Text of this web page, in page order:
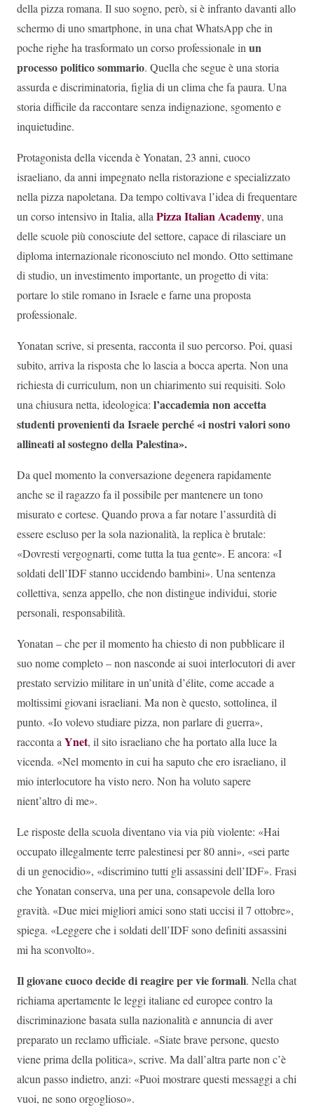
della pizza romana. Il suo sogno, però, si è infranto davanti allo
schermo di uno smartphone, in una chat WhatsApp che in
poche righe ha trasformato un corso professionale inun
processo politico sommario. Quella che segue è una storia
assurda e discriminatoria, figlia di un clima che fa paura. Una
storia difficile da raccontare senza indignazione, sgomento e
inquietudine.
Protagonista della vicenda è Yonatan, 23 anni, cuoco
israeliano, da anni impegnato nella ristorazione e specializzato
nella pizza napoletana. Da tempo coltivava l’idea di frequentare
un corso intensivo in Italia, allaPizza Italian Academy, una
delle scuole più conosciute del settore, capace di rilasciare un
diploma internazionale riconosciuto nel mondo. Otto settimane
di studio, un investimento importante, un progetto di vita:
portare lo stile romano in Israele e farne una proposta
professionale.
Yonatan scrive, si presenta, racconta il suo percorso. Poi, quasi
subito, arriva la risposta che lo lascia a bocca aperta. Non una
richiesta di curriculum, non un chiarimento sui requisiti. Solo
una chiusura netta, ideologica: l’accademia non accetta
studenti provenienti da Israeleperché «i nostri valori sono
allineati al sostegno della Palestina».
Da quel momento la conversazione degenera rapidamente
anche se il ragazzo fa il possibile per mantenere un tono
misurato e cortese. Quando prova a far notare l’assurdità di
essere escluso per la sola nazionalità, la replica è brutale:
«Dovresti vergognarti, come tutta la tua gente». E ancora: «I
soldati dell’IDF stanno uccidendo bambini». Una sentenza
collettiva, senza appello, che non distingue individui, storie
personali, responsabilità.
Yonatan – che per il momento ha chiesto di non pubblicare il
suo nome completo – non nasconde ai suoi interlocutori di aver
prestato servizio militare in un’unità d’élite, come accade a
moltissimi giovani israeliani. Ma non è questo, sottolinea, il
punto. «Io volevo studiare pizza, non parlare di guerra»,
racconta aYnet, il sito israeliano che ha portato alla luce la
vicenda. «Nel momento in cui ha saputo che ero israeliano, il
mio interlocutore ha visto nero. Non ha voluto sapere
nient’altro di me».
Le risposte della scuola diventano via via più violente: «Hai
occupato illegalmente terre palestinesi per 80 anni», «sei parte
di un genocidio», «discrimino tutti gli assassini dell’IDF». Frasi
che Yonatan conserva, una per una, consapevole della loro
gravità. «Due miei migliori amici sono stati uccisi il 7 ottobre»,
spiega. «Leggere che i soldati dell’IDF sono definiti assassini
mi ha sconvolto».
Il giovane cuoco decide di reagire per vie formali. Nella chat
richiama apertamente le leggi italiane ed europee contro la
discriminazione basata sulla nazionalità e annuncia di aver
preparato un reclamo ufficiale. «Siate brave persone, questo
viene prima della politica», scrive. Ma dall’altra parte non c’è
alcun passo indietro, anzi: «Puoi mostrare questi messaggi a chi
vuoi, ne sono orgoglioso».